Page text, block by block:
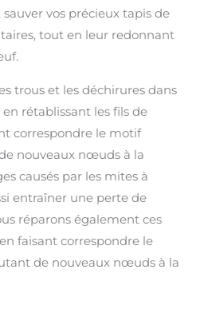
vos précieux tapis de
tout en leur redonnant
trous et les déchirures dans
rétablissant les fils de
correspondre le motif
nouveaux nœuds à la
causés par les mites à
entraîner une perte de
réparons également ces
faisant correspondre le
de nouveaux nœuds à la